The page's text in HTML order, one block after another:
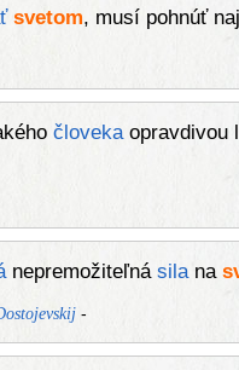
svetom, musí pohnúť
človekaopravdivou
nepremožiteľná silana
-